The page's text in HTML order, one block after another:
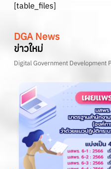
[table_files]
DGA News
ข่าวใหม่
Digital Government Development